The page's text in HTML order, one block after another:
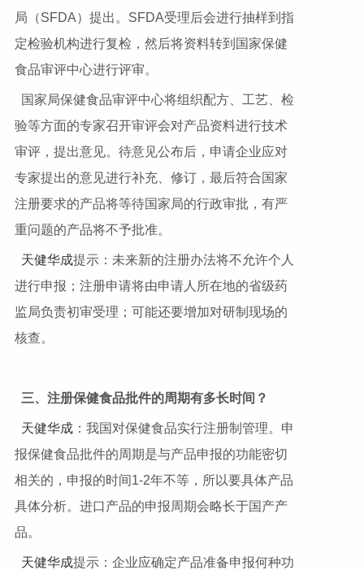
局（SFDA）提出。SFDA受理后会进行抽样到指
定检验机构进行复检，然后将资料转到国家保健
食品审评中心进行评审。
国家局保健食品审评中心将组织配方、工艺、检
验等方面的专家召开审评会对产品资料进行技术
审评，提出意见。待意见公布后，申请企业应对
专家提出的意见进行补充、修订，最后符合国家
注册要求的产品将等待国家局的行政审批，有严
重问题的产品将不予批准。
天健华成提示：未来新的注册办法将不允许个人
进行申报；注册申请将由申请人所在地的省级药
监局负责初审受理；可能还要增加对研制现场的
核查。
三、注册保健食品批件的周期有多长时间？
天健华成：我国对保健食品实行注册制管理。申
报保健食品批件的周期是与产品申报的功能密切
相关的，申报的时间1-2年不等，所以要具体产品
具体分析。进口产品的申报周期会略长于国产产
品。
天健华成提示：企业应确定产品准备申报何种功